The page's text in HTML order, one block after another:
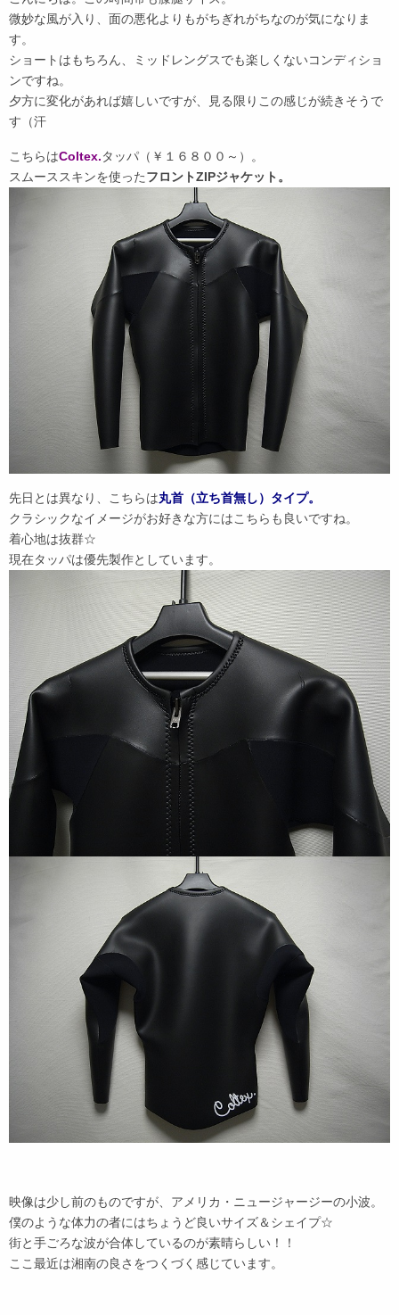
微妙な風が入り、面の悪化よりもがちぎれがちなのが気になりま
す。
ショートはもちろん、ミッドレングスでも楽しくないコンディショ
ンですね。
夕方に変化があれば嬉しいですが、見る限りこの感じが続きそうで
す（汗
こちらはColtex.タッパ（￥１６８００～）。
スムーススキンを使ったフロントZIPジャケット。
先日とは異なり、こちらは丸首（立ち首無し）タイプ。
クラシックなイメージがお好きな方にはこちらも良いですね。
着心地は抜群☆
現在タッパは優先製作としています。
映像は少し前のものですが、アメリカ・ニュージャージーの小波。
僕のような体力の者にはちょうど良いサイズ＆シェイプ☆
街と手ごろな波が合体しているのが素晴らしい！！
ここ最近は湘南の良さをつくづく感じています。